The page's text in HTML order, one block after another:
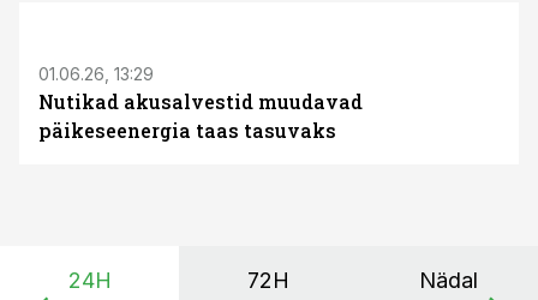
01.06.26, 13:29
Nutikad akusalvestid muudavad
päikeseenergia taas tasuvaks
24H 72H Nädal